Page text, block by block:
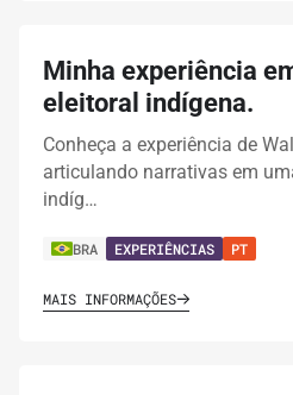
Minha experiência
eleitoral indígena.
Conheça a experiência de
articulando narrativas em
indíg…
BRA EXPERIÊNCIAS PT
MAIS INFORMAÇÕES